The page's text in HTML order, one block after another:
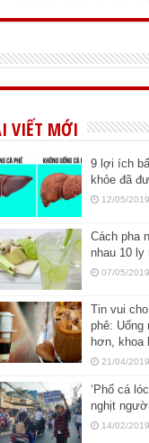
VIẾT MỚI
9 lợi ích
khỏe đã
12/05/2019
Cách pha
nhau 10 ly
07/05/2019
Tin vui
phê: Uống
hơn, khoa
21/04/2019
‘Phố cá
nghịt
14/02/2019